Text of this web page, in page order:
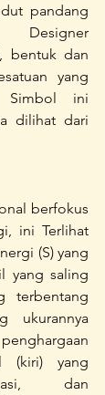
pandang
bentuk dan
yang
Simbol ini
dilihat dari
berfokus
ini Terlihat
(S) yang
yang saling
terbentang
(kiri) yang
dan